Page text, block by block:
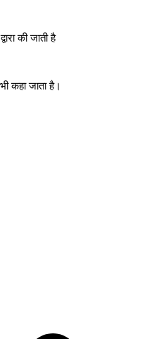
की जाती है
कहा जाता है।